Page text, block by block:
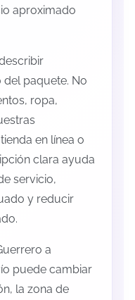
aproximado
paquete. No
ropa,
en línea o
clara ayuda
servicio,
y reducir
a
puede cambiar
la zona de